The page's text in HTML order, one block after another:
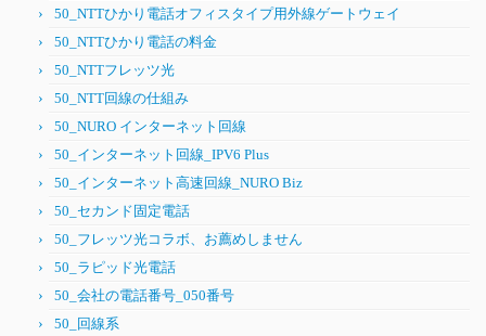
50_NTTひかり電話オフィスタイプ用外線ゲートウェイ
50_NTTひかり電話の料金
50_NTTフレッツ光
50_NTT回線の仕組み
50_NURO インターネット回線
50_インターネット回線_IPV6 Plus
50_インターネット高速回線_NURO Biz
50_セカンド固定電話
50_フレッツ光コラボ、お薦めしません
50_ラピッド光電話
50_会社の電話番号_050番号
50_回線系